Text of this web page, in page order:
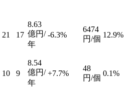
21 17
8.63
億円/
年
-6.3%
6474
円/個 12.9%
10 9
8.54
億円/
年
+7.7%
48
円/個
0.1%